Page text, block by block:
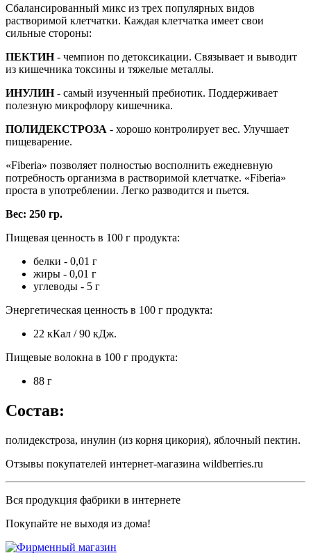
Сбалансированный микс из трех популярных видов
растворимой клетчатки. Каждая клетчатка имеет свои
сильные стороны:
ПЕКТИН- чемпион по детоксикации. Связывает и выводит
из кишечника токсины и тяжелые металлы.
ИНУЛИН- самый изученный пребиотик. Поддерживает
полезную микрофлору кишечника.
ПОЛИДЕКСТРОЗА - хорошо контролирует вес. Улучшает
пищеварение.
«Fiberia» позволяет полностью восполнить ежедневную
потребность организма в растворимой клетчатке. «Fiberia»
проста в употреблении. Легко разводится и пьется.
Вес: 250 гр.
Пищевая ценность в 100 г продукта:
белки - 0,01 г
жиры - 0,01 г
углеводы - 5 г
Энергетическая ценность в 100 г продукта:
22 кКал / 90 кДж.
Пищевые волокна в 100 г продукта:
88 г
Состав:
полидекстроза, инулин (из корня цикория), яблочный пектин.
Отзывы покупателей интернет-магазина wildberries.ru
Вся продукция фабрики в интернете
Покупайте не выходя из дома!